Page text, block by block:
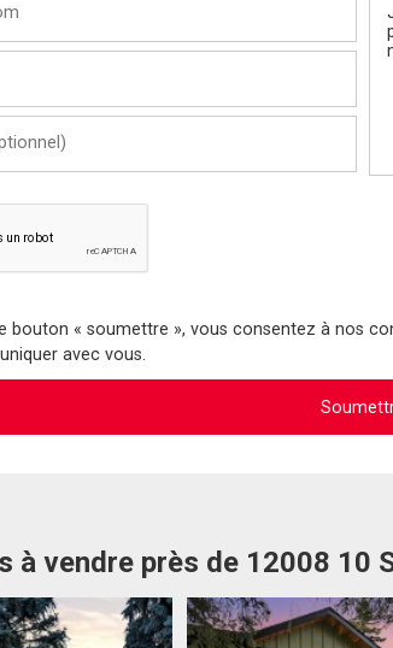
bouton « soumettre », vous consentez à nos
avec vous.
à vendre près de 12008 10